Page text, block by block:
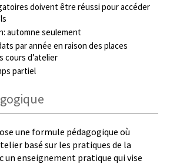
doivent être réussi pour accéder
automne seulement
par année en raison des places
cours d’atelier
partiel
une formule pédagogique où
basé sur les pratiques de la
un enseignement pratique qui vise